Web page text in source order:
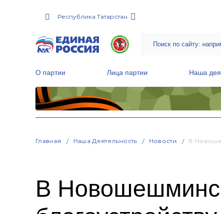
Республика Татарстан
О партии Лица партии Наша
Главная Наша Деятельность Новости В
В